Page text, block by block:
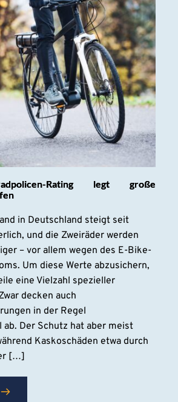
Rating legt große
in Deutschland steigt seit
und die Zweiräder werden
– vor allem wegen des E-Bike-
Um diese Werte abzusichern,
eine Vielzahl spezieller
decken auch
in der Regel
ab. Der Schutz hat aber meist
Kaskoschäden etwa durch
[…]